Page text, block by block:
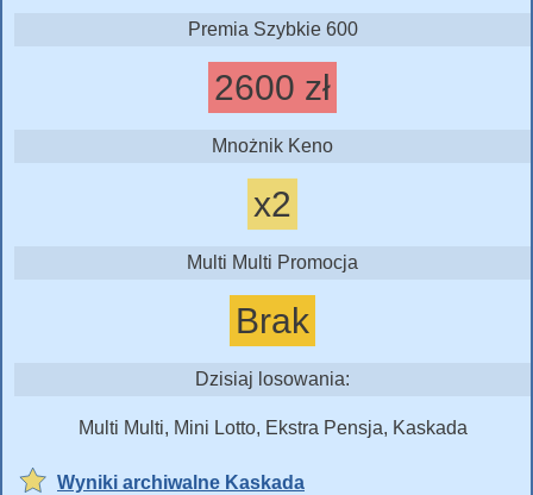
Premia Szybkie 600
2600 zł
Mnożnik Keno
x2
Multi Multi Promocja
Brak
Dzisiaj losowania:
Multi Multi, Mini Lotto, Ekstra Pensja, Kaskada
Wyniki archiwalne Kaskada